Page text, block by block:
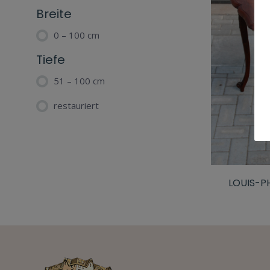
LOUIS-
Breite
0 – 100 cm
Tiefe
51 – 100 cm
restauriert